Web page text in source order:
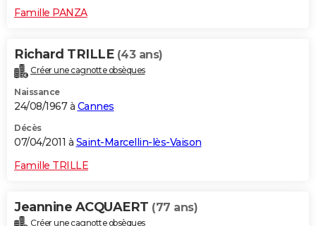
Famille PANZA
Richard TRILLE (43 ans)
Créer une cagnotte obsèques
Naissance
24/08/1967 à Cannes
Décès
07/04/2011 à Saint-Marcellin-lès-Vaison
Famille TRILLE
Jeannine ACQUAERT (77 ans)
Créer une cagnotte obsèques